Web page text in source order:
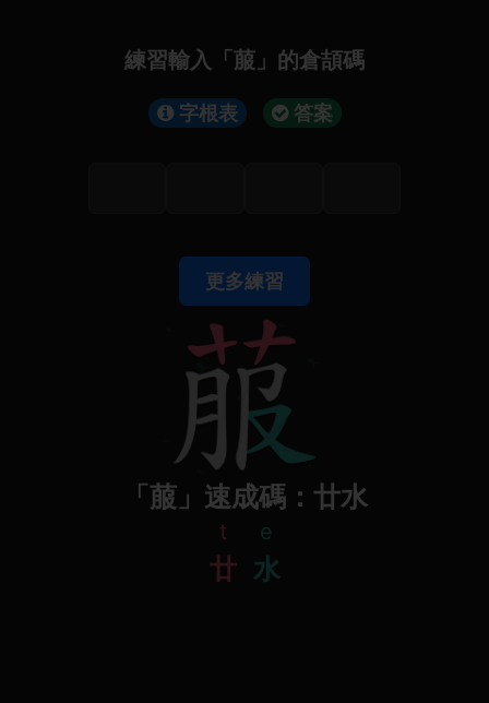
練習輸入「菔」的倉頡碼
字根表 答案
更多練習
「菔」速成碼：廿水
t
廿
e
水